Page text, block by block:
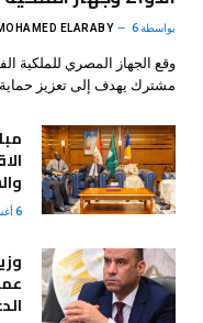
بواسطة ELARABY 6 أغسطس، 2026
وقع الجهاز المصري للملكية
مشترك يهدف إلى تعزيز
6 أغسطس، 2026